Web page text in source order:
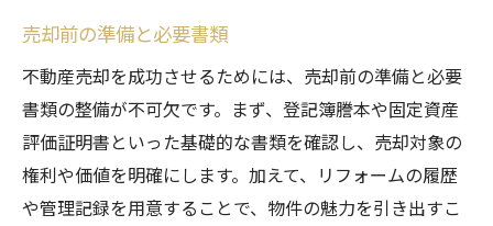
価格設定が売却成功に与える影響
価格改定のタイミングと方法
信頼できる不動産会社の選び方と沖縄県での成
功事例
評判の良い不動産会社の見極め方
不動産会社とのコミュニケーション方法
売却前の準備と必要書類
不動産売却を成功させるためには、売却前の準備と必要
書類の整備が不可欠です。まず、登記簿謄本や固定資産
評価証明書といった基礎的な書類を確認し、売却対象の
権利や価値を明確にします。加えて、リフォームの履歴
や管理記録を用意することで、物件の魅力を引き出すこ